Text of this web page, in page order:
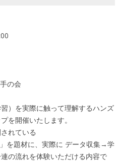
の会
）を実際に触って理解するハンズ
を開催いたします。
れている
を題材に、実際に データ収集→学
の流れを体験いただける内容で